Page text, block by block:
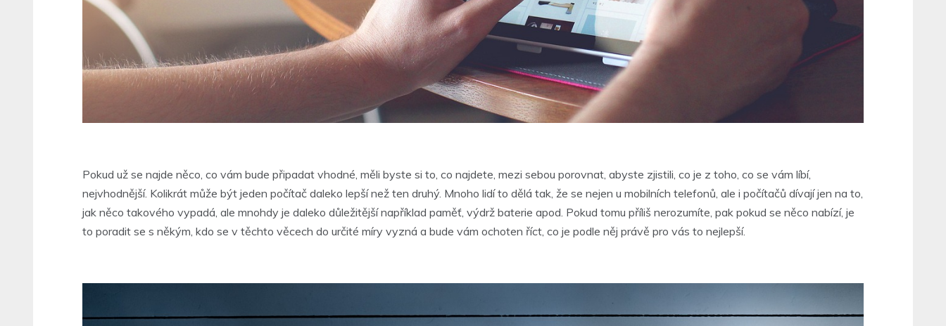
Pokud už se najde něco, co vám bude připadat vhodné, měli byste si to, co najdete, mezi sebou porovnat, abyste zjistili, co je z toho, co se vám líbí,
nejvhodnější. Kolikrát může být jeden počítač daleko lepší než ten druhý. Mnoho lidí to dělá tak, že se nejen u mobilních telefonů, ale i počítačů dívají jen na to,
jak něco takového vypadá, ale mnohdy je daleko důležitější například paměť, výdrž baterie apod. Pokud tomu příliš nerozumíte, pak pokud se něco nabízí, je
to poradit se s někým, kdo se v těchto věcech do určité míry vyzná a bude vám ochoten říct, co je podle něj právě pro vás to nejlepší.